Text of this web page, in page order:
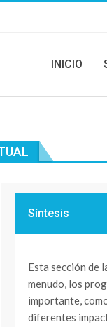
INICIO
Síntesis
Esta sección de
menudo, los
importante,
diferentes